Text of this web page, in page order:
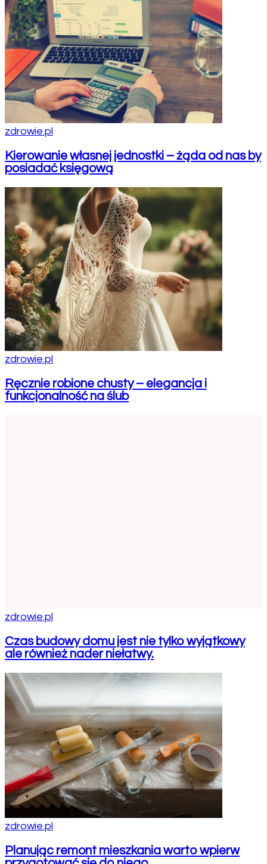
zdrowie.pl
Kierowanie własnej jednostki – żąda od nas by
posiadać księgową
zdrowie.pl
Ręcznie robione chusty – elegancja i
funkcjonalność na ślub
zdrowie.pl
Czas budowy domu jest nie tylko wyjątkowy
ale również nader niełatwy.
zdrowie.pl
Planując remont mieszkania warto wpierw